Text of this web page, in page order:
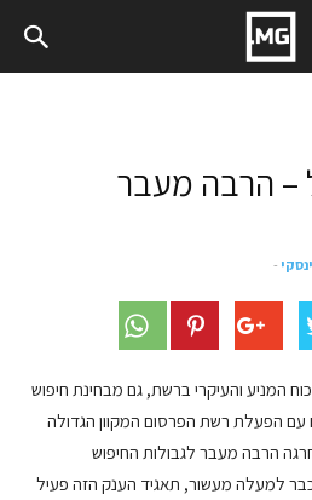
– הרבה מעבר
-
המניע והעיקרי ברשת, גם מבחינת חיפוש
עם הפעלת רשת הפרסום המקוון הגדולה
הרבה מעבר לגבולות החיפוש
למעלה מעשור, תאגיד הענק הזה פעיל